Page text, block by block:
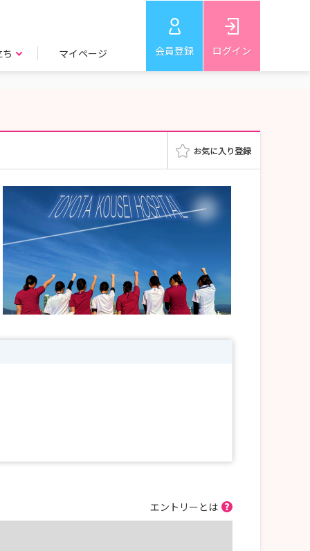
マイページ 会員登録 ログイン
エントリーとは